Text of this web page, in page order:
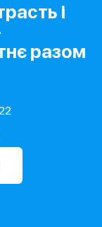
і
разом